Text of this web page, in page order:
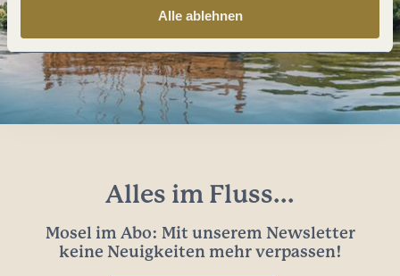
Alle ablehnen
Alles im Fluss...
Mosel im Abo: Mit unserem Newsletter
keine Neuigkeiten mehr verpassen!